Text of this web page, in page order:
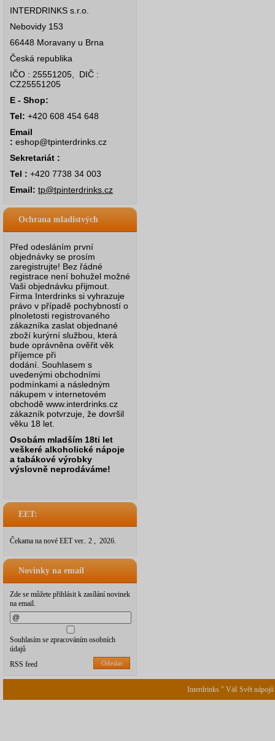
INTERDRINKS s.r.o.
Nebovidy 153
66448 Moravany u Brna
Česká republika
IČO : 25551205, DIČ :
CZ25551205
E - Shop:
Tel: +420 608 454 648
Email
: eshop@tpinterdrinks.cz
Sekretariát :
Tel : +420 7738 34 003
Email: tp@tpinterdrinks.cz
Ochrana mladistvých
Před odesláním první
objednávky se prosím
zaregistrujte! Bez řádné
registrace není bohužel možné
Vaši objednávku přijmout.
Firma Interdrinks si vyhrazuje
právo v případě pochybností o
plnoletosti registrovaného
zákazníka zaslat objednané
zboží kurýrní službou, která
bude oprávněna ověřit věk
příjemce při
dodání. Souhlasem s
uvedenými obchodními
podmínkami a následným
nákupem v internetovém
obchodě www.interdrinks.cz
zákazník potvrzuje, že dovršil
věku 18 let.
Osobám mladším 18ti let
veškeré alkoholické nápoje
a tabákové výrobky
výslovně neprodáváme!
EET:
Čekama na nové EET ver.. 2 , 2026.
Novinky na email
Zde se můžete přihlásit k zasílání novinek
na email.
Souhlasím se zpracováním osobních
údajů
Odeslat
RSS feed
Interdrinks " Váš Svět